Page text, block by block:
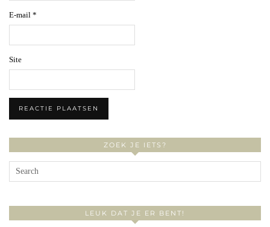
E-mail *
Site
ZOEK JE IETS?
LEUK DAT JE ER BENT!